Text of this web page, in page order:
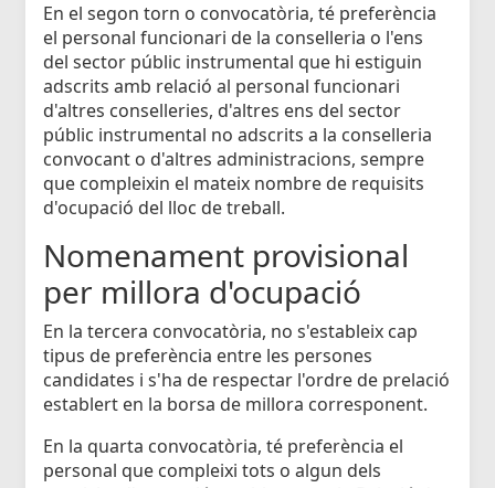
En el segon torn o convocatòria, té preferència
el personal funcionari de la conselleria o l'ens
del sector públic instrumental que hi estiguin
adscrits amb relació al personal funcionari
d'altres conselleries, d'altres ens del sector
públic instrumental no adscrits a la conselleria
convocant o d'altres administracions, sempre
que compleixin el mateix nombre de requisits
d'ocupació del lloc de treball.
Nomenament provisional
per millora d'ocupació
En la tercera convocatòria, no s'estableix cap
tipus de preferència entre les persones
candidates i s'ha de respectar l'ordre de prelació
establert en la borsa de millora corresponent.
En la quarta convocatòria, té preferència el
personal que compleixi tots o algun dels